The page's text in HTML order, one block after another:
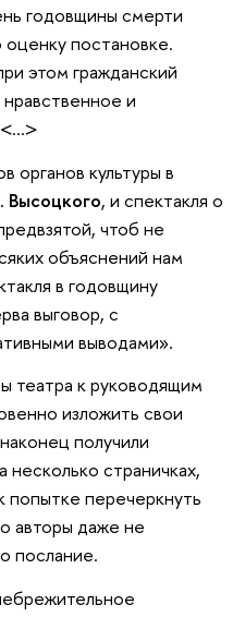
годовщины смерти
постановке.
этом гражданский
и
органов культуры в
Высоцкого, и спектакля о
чтоб не
объяснений нам
в годовщину
выговор, с
выводами».
театра к руководящим
изложить свои
получили
несколько страничках,
попытке перечеркнуть
авторы даже не
послание.